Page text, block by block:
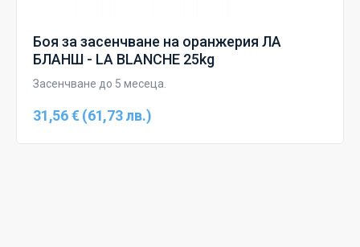
Боя за засенчване на оранжерия ЛА
БЛАНШ - LA BLANCHE 25kg
Засенчване до 5 месеца.
31,56 € (61,73 лв.)